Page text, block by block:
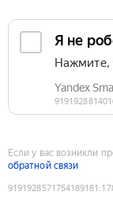
Если у вас возникли
обратной связи
9191928571754189181 :